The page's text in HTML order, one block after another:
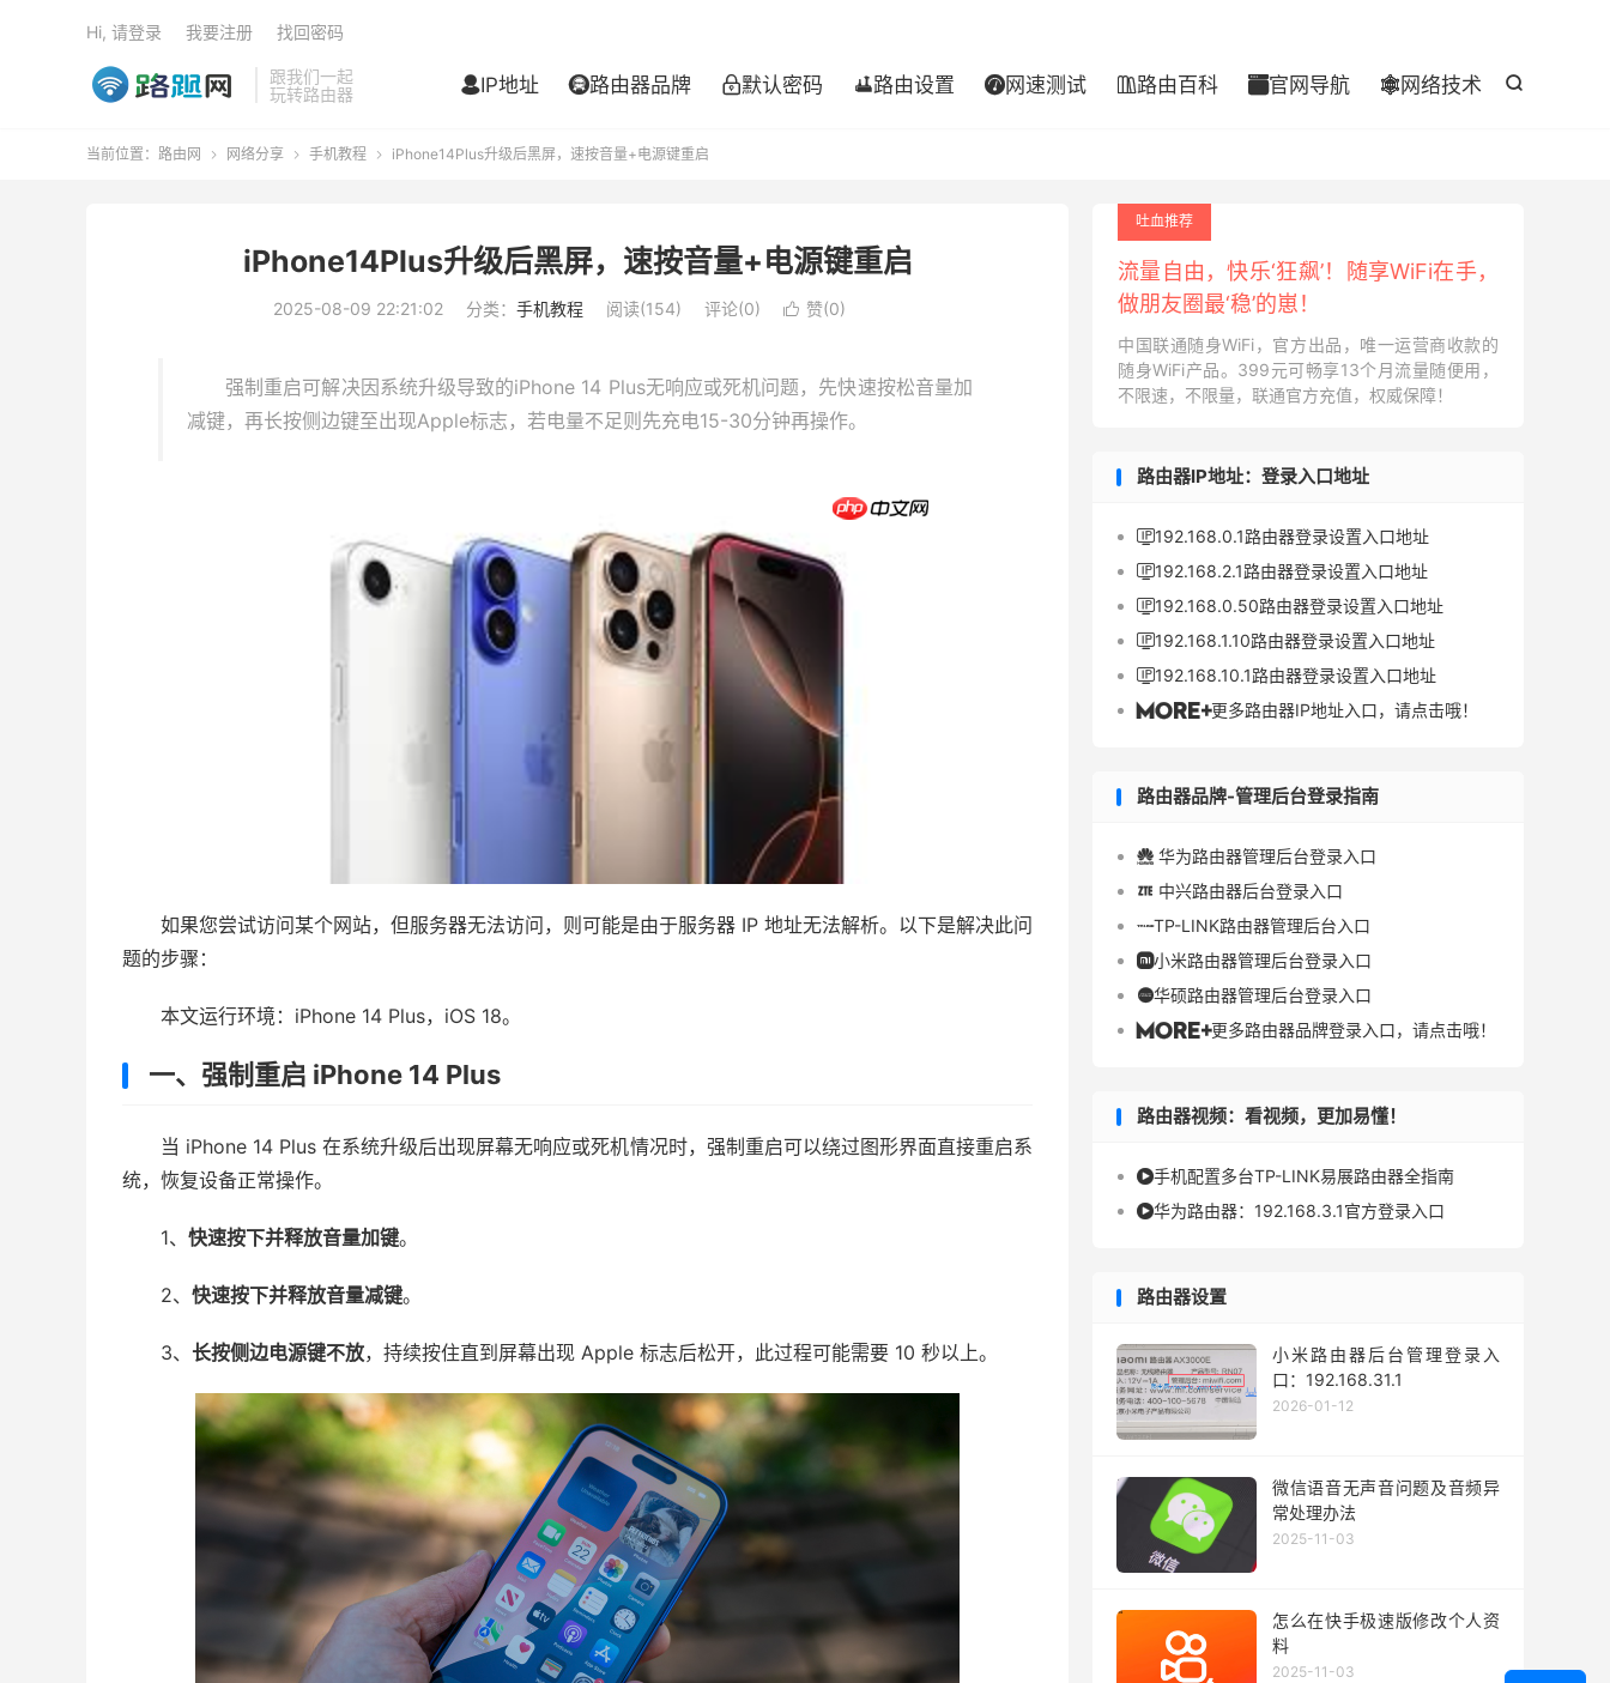
跟我们一起
玩转路由器

IP地址 路由器品牌 默认密码 路由设置 网速测试 路由百科 官网导航  网络技术
Hi, 请登录 我要注册 找回密码
当前位置： 路由网  网络分享  手机教程  iPhone14Plus升级后黑屏，速按音量+电源键重启
iPhone14Plus升级后黑屏，速按音量+电源键重启
2025-08-09 22:21:02 分类： 手机教程 阅读(154) 评论(0)  赞(0)
强制重启可解决因系统升级导致的iPhone 14 Plus无响应或死机问题，先快速按松音量加
减键，再长按侧边键至出现Apple标志，若电量不足则先充电15-30分钟再操作。
如果您尝试访问某个网站，但服务器无法访问，则可能是由于服务器 IP 地址无法解析。以下是解决此问
题的步骤：
本文运行环境：iPhone 14 Plus，iOS 18。
一、强制重启 iPhone 14 Plus
当 iPhone 14 Plus 在系统升级后出现屏幕无响应或死机情况时，强制重启可以绕过图形界面直接重启系
统，恢复设备正常操作。
1、 快速按下并释放音量加键。
2、 快速按下并释放音量减键。
3、 长按侧边电源键不放，持续按住直到屏幕出现 Apple 标志后松开，此过程可能需要 10 秒以上。
吐血推荐
流量自由，快乐‘狂飙’！随享WiFi在手，
做朋友圈最‘稳’的崽！
中国联通随身WiFi，官方出品，唯一运营商收款的
随身WiFi产品。399元可畅享13个月流量随便用，
不限速，不限量，联通官方充值，权威保障！
路由器IP地址：登录入口地址
192.168.0.1路由器登录设置入口地址
192.168.2.1路由器登录设置入口地址
192.168.0.50路由器登录设置入口地址
192.168.1.10路由器登录设置入口地址
192.168.10.1路由器登录设置入口地址
更多路由器IP地址入口，请点击哦！
路由器品牌-管理后台登录指南
 华为路由器管理后台登录入口
 中兴路由器后台登录入口
TP-LINK路由器管理后台入口
小米路由器管理后台登录入口
华硕路由器管理后台登录入口
更多路由器品牌登录入口，请点击哦！
路由器视频：看视频，更加易懂！
手机配置多台TP-LINK易展路由器全指南
华为路由器：192.168.3.1官方登录入口
路由器设置
小米路由器后台管理登录入
口：192.168.31.1
2026-01-12
微信语音无声音问题及音频异
常处理办法
2025-11-03
怎么在快手极速版修改个人资
料
2025-11-03